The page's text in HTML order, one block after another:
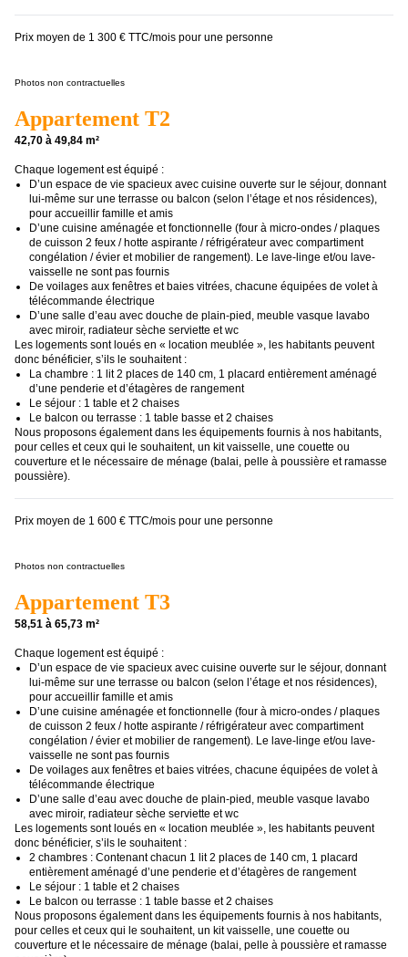
Prix moyen de 1 300 € TTC/mois pour une personne
Photos non contractuelles
Appartement T2
42,70 à 49,84 m²
Chaque logement est équipé :
D’un espace de vie spacieux avec cuisine ouverte sur le séjour, donnant
lui-même sur une terrasse ou balcon (selon l’étage et nos résidences),
pour accueillir famille et amis
D’une cuisine aménagée et fonctionnelle (four à micro-ondes / plaques
de cuisson 2 feux / hotte aspirante / réfrigérateur avec compartiment
congélation / évier et mobilier de rangement). Le lave-linge et/ou lave-
vaisselle ne sont pas fournis
De voilages aux fenêtres et baies vitrées, chacune équipées de volet à
télécommande électrique
D’une salle d’eau avec douche de plain-pied, meuble vasque lavabo
avec miroir, radiateur sèche serviette et wc
Les logements sont loués en « location meublée », les habitants peuvent
donc bénéficier, s’ils le souhaitent :
La chambre : 1 lit 2 places de 140 cm, 1 placard entièrement aménagé
d’une penderie et d’étagères de rangement
Le séjour : 1 table et 2 chaises
Le balcon ou terrasse : 1 table basse et 2 chaises
Nous proposons également dans les équipements fournis à nos habitants,
pour celles et ceux qui le souhaitent, un kit vaisselle, une couette ou
couverture et le nécessaire de ménage (balai, pelle à poussière et ramasse
poussière).
Prix moyen de 1 600 € TTC/mois pour une personne
Photos non contractuelles
Appartement T3
58,51 à 65,73 m²
Chaque logement est équipé :
D’un espace de vie spacieux avec cuisine ouverte sur le séjour, donnant
lui-même sur une terrasse ou balcon (selon l’étage et nos résidences),
pour accueillir famille et amis
D’une cuisine aménagée et fonctionnelle (four à micro-ondes / plaques
de cuisson 2 feux / hotte aspirante / réfrigérateur avec compartiment
congélation / évier et mobilier de rangement). Le lave-linge et/ou lave-
vaisselle ne sont pas fournis
De voilages aux fenêtres et baies vitrées, chacune équipées de volet à
télécommande électrique
D’une salle d’eau avec douche de plain-pied, meuble vasque lavabo
avec miroir, radiateur sèche serviette et wc
Les logements sont loués en « location meublée », les habitants peuvent
donc bénéficier, s’ils le souhaitent :
2 chambres : Contenant chacun 1 lit 2 places de 140 cm, 1 placard
entièrement aménagé d’une penderie et d’étagères de rangement
Le séjour : 1 table et 2 chaises
Le balcon ou terrasse : 1 table basse et 2 chaises
Nous proposons également dans les équipements fournis à nos habitants,
pour celles et ceux qui le souhaitent, un kit vaisselle, une couette ou
couverture et le nécessaire de ménage (balai, pelle à poussière et ramasse